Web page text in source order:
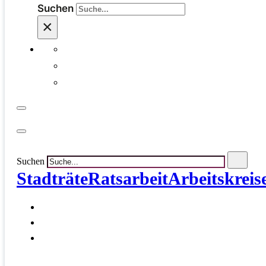
Suchen
×
Suchen
StadträteRatsarbeit